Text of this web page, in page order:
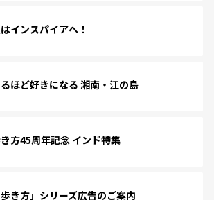
インスパイアへ！
ほど好きになる 湘南・江の島
方45周年記念 インド特集
歩き方」シリーズ広告のご案内